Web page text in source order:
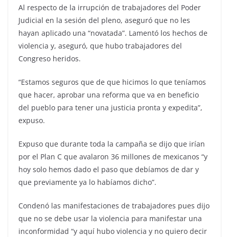
Al respecto de la irrupción de trabajadores del Poder
Judicial en la sesión del pleno, aseguró que no les
hayan aplicado una “novatada”. Lamentó los hechos de
violencia y, aseguró, que hubo trabajadores del
Congreso heridos.
“Estamos seguros que de que hicimos lo que teníamos
que hacer, aprobar una reforma que va en beneficio
del pueblo para tener una justicia pronta y expedita”,
expuso.
Expuso que durante toda la campaña se dijo que irían
por el Plan C que avalaron 36 millones de mexicanos “y
hoy solo hemos dado el paso que debíamos de dar y
que previamente ya lo habíamos dicho”.
Condenó las manifestaciones de trabajadores pues dijo
que no se debe usar la violencia para manifestar una
inconformidad “y aquí hubo violencia y no quiero decir